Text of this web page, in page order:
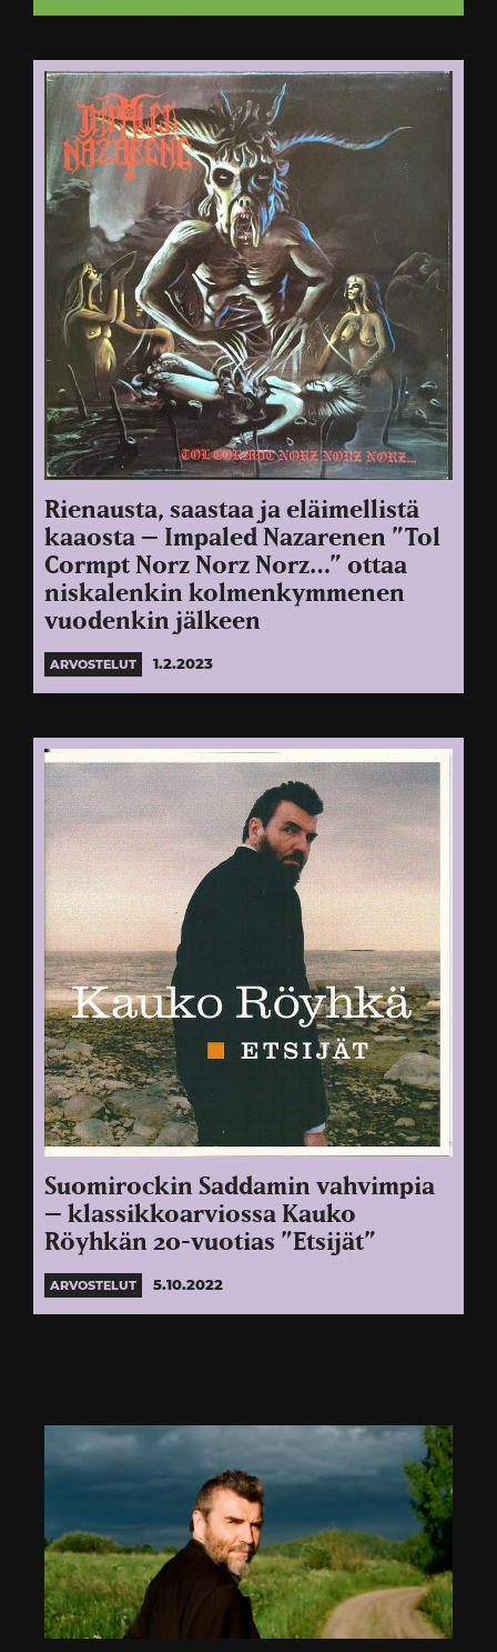
Rienausta, saastaa ja eläimellistä
kaaosta – Impaled Nazarenen ”Tol
Cormpt Norz Norz Norz…” ottaa
niskalenkin kolmenkymmenen
vuodenkin jälkeen
ARVOSTELUT 1.2.2023
Suomirockin Saddamin vahvimpia
– klassikkoarviossa Kauko
Röyhkän 20-vuotias ”Etsijät”
ARVOSTELUT 5.10.2022